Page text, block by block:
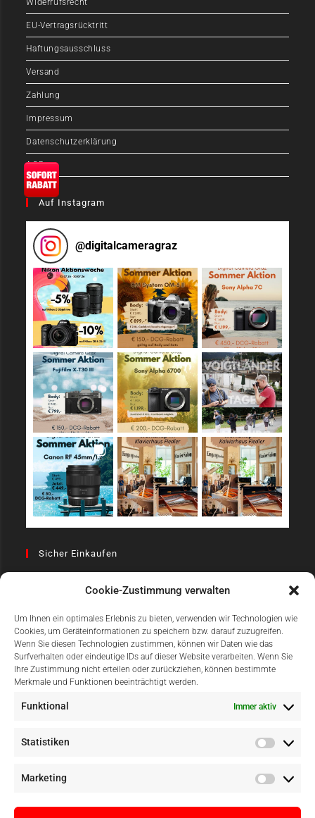
Cookie-Zustimmung verwalten
Um Ihnen ein optimales Erlebnis zu bieten, verwenden wir Technologien wie
Cookies, um Geräteinformationen zu speichern bzw. darauf zuzugreifen.
Wenn Sie diesen Technologien zustimmen, können wir Daten wie das
Surfverhalten oder eindeutige IDs auf dieser Website verarbeiten. Wenn Sie
Ihre Zustimmung nicht erteilen oder zurückziehen, können bestimmte
Merkmale und Funktionen beeinträchtigt werden.
Funktional Immer aktiv
Statistiken
Marketing
Widerrufsrecht
EU-Vertragsrücktritt
Haftungsausschluss
Versand
Zahlung
Impressum
Datenschutzerklärung
AGB
Auf Instagram
@digitalcameragraz
Sicher Einkaufen
Einfach Online Bezahlen